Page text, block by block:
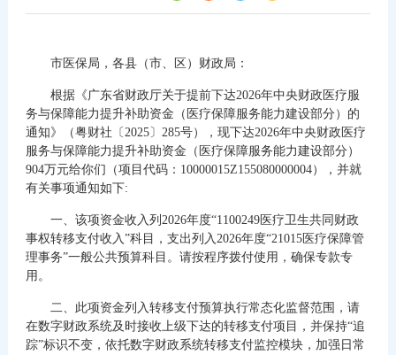
市医保局，各县（市、区）财政局：
根据《广东省财政厅关于提前下达2026年中央财政医疗服
务与保障能力提升补助资金（医疗保障服务能力建设部分）的
通知》（粤财社〔2025〕285号），现下达2026年中央财政医疗
服务与保障能力提升补助资金（医疗保障服务能力建设部分）
904万元给你们（项目代码：10000015Z155080000004），并就
有关事项通知如下:
一、该项资金收入列2026年度“1100249医疗卫生共同财政
事权转移支付收入”科目，支出列入2026年度“21015医疗保障管
理事务”一般公共预算科目。请按程序拨付使用，确保专款专
用。
二、此项资金列入转移支付预算执行常态化监督范围，请
在数字财政系统及时接收上级下达的转移支付项目，并保持“追
踪”标识不变，依托数字财政系统转移支付监控模块，加强日常